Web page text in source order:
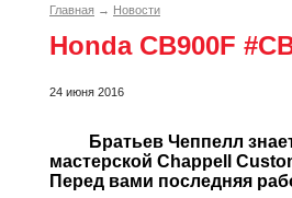
Главная → Новости
Honda CB900F
24 июня 2016
мастерской Chappell